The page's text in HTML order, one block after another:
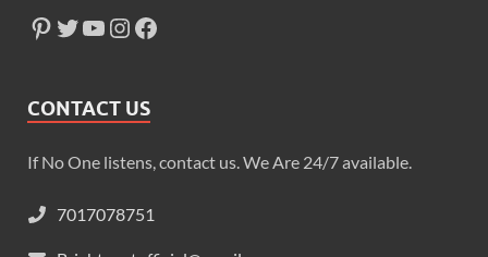
CONTACT US
If No One listens, contact us. We Are 24/7 available.
7017078751